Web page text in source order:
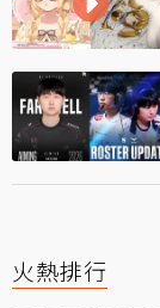
火熱排行